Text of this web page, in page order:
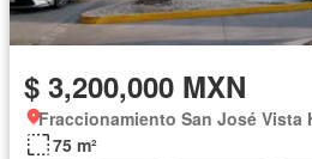
$ 3,200,000 MXN
Fraccionamiento San José Vista
75 m²